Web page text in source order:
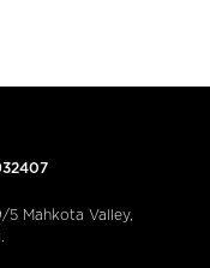
5 Mahkota Valley,